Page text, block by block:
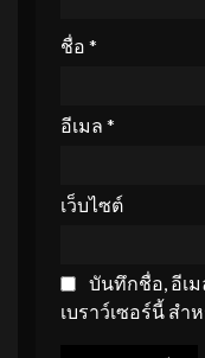
ชื่อ *
อีเมล *
เว็บไซต์
บันทึกชื่อ, อีเ
เบราว์เซอร์นี้ ส